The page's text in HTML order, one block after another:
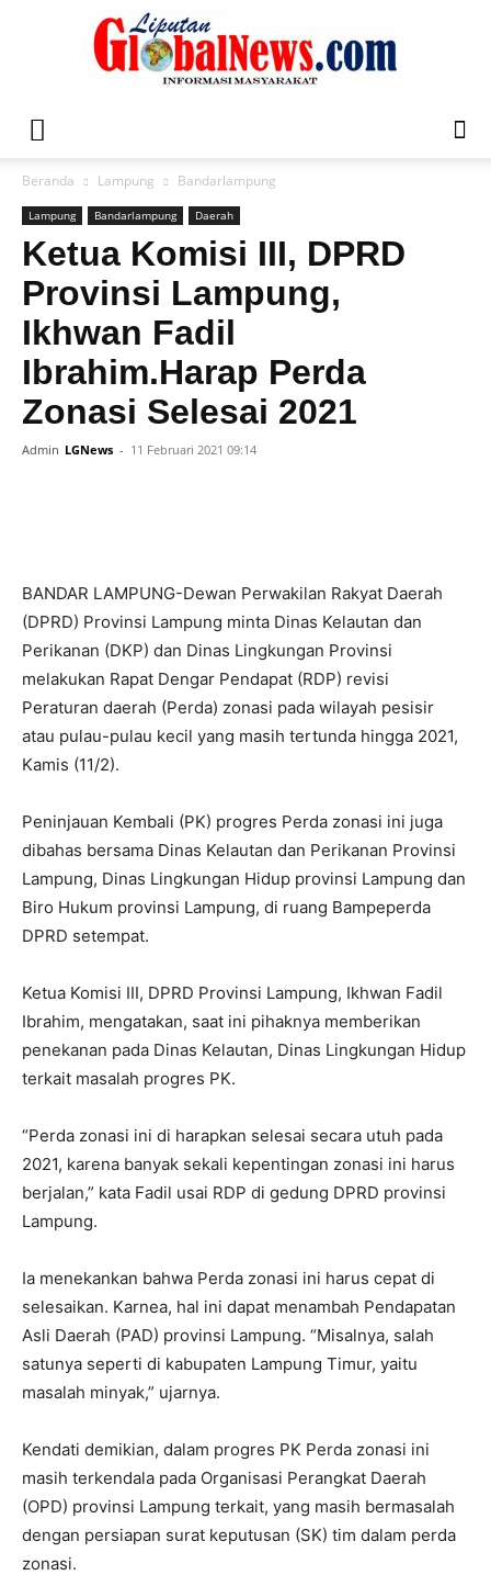
Global
Beranda Lampung Bandarlampung
Lampung Bandarlampung Daerah
Ketua Komisi III, DPRD
Provinsi Lampung,
Ikhwan Fadil
Ibrahim.Harap Perda
Zonasi Selesai 2021
Admin LGNews - 11 Februari 2021 09:14
BANDAR LAMPUNG-Dewan Perwakilan Rakyat Daerah
(DPRD) Provinsi Lampung minta Dinas Kelautan dan
Perikanan (DKP) dan Dinas Lingkungan Provinsi
melakukan Rapat Dengar Pendapat (RDP) revisi
Peraturan daerah (Perda) zonasi pada wilayah pesisir
atau pulau-pulau kecil yang masih tertunda hingga 2021,
Kamis (11/2).
Peninjauan Kembali (PK) progres Perda zonasi ini juga
dibahas bersama Dinas Kelautan dan Perikanan Provinsi
Lampung, Dinas Lingkungan Hidup provinsi Lampung dan
Biro Hukum provinsi Lampung, di ruang Bampeperda
DPRD setempat.
Ketua Komisi III, DPRD Provinsi Lampung, Ikhwan Fadil
Ibrahim, mengatakan, saat ini pihaknya memberikan
penekanan pada Dinas Kelautan, Dinas Lingkungan Hidup
terkait masalah progres PK.
“Perda zonasi ini di harapkan selesai secara utuh pada
2021, karena banyak sekali kepentingan zonasi ini harus
berjalan,” kata Fadil usai RDP di gedung DPRD provinsi
Lampung.
Ia menekankan bahwa Perda zonasi ini harus cepat di
selesaikan. Karnea, hal ini dapat menambah Pendapatan
Asli Daerah (PAD) provinsi Lampung. “Misalnya, salah
satunya seperti di kabupaten Lampung Timur, yaitu
masalah minyak,” ujarnya.
Kendati demikian, dalam progres PK Perda zonasi ini
masih terkendala pada Organisasi Perangkat Daerah
(OPD) provinsi Lampung terkait, yang masih bermasalah
dengan persiapan surat keputusan (SK) tim dalam perda
zonasi.